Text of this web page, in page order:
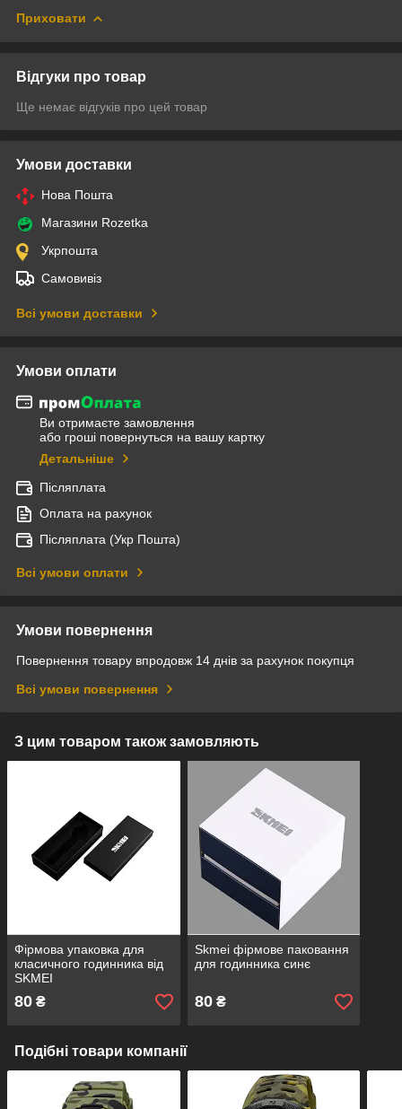
Приховати
Відгуки про товар
Ще немає відгуків про цей товар
Умови доставки
Нова Пошта
Магазини Rozetka
Укрпошта
Самовивіз
Всі умови доставки
Умови оплати
Ви отримаєте замовлення
або гроші повернуться на вашу картку
Детальніше
Післяплата
Оплата на рахунок
Післяплата (Укр Пошта)
Всі умови оплати
Умови повернення
Повернення товару впродовж 14 днів за рахунок покупця
Всі умови повернення
З цим товаром також замовляють
Фірмова упаковка для
класичного годинника від
SKMEI
80 ₴
Skmei фірмове паковання
для годинника синє
80₴
Подібні товари компанії